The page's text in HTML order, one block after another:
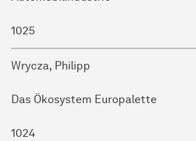
1025
Wrycza, Philipp
Das Ökosystem Europalette
1024